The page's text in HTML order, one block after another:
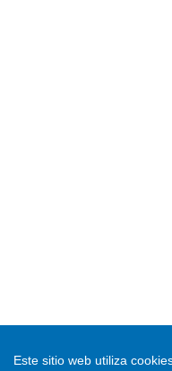
Este sitio web utiliza